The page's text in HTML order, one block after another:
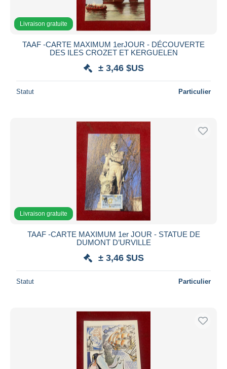
Livraison gratuite
TAAF -CARTE MAXIMUM 1erJOUR - DÉCOUVERTE
DES ILES CROZET ET KERGUELEN
± 3,46 $US
Statut Particulier
Livraison gratuite
TAAF -CARTE MAXIMUM 1er JOUR - STATUE DE
DUMONT D’URVILLE
± 3,46 $US
Statut Particulier